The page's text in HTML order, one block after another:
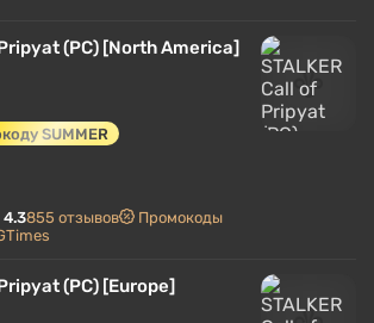
Call of Pripyat улучшена графика по
частями, а система
интеллекта доработана, что
NPC и мутантов еще более
Также игрокам доступен широкий
и снаряжения, который можно
и улучшать.
(PC) [North America]
SUMMER
4.3855 отзывов
Промокоды
(PC) [Europe]